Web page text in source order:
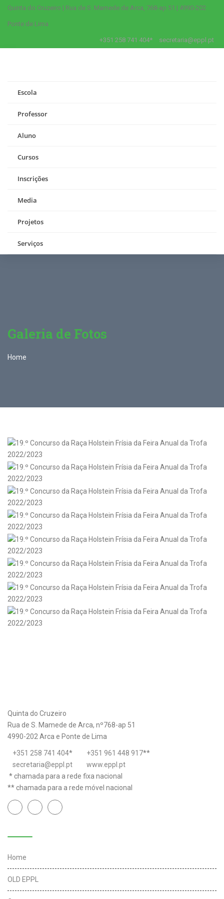
Quinta do Cruzeiro | Rua de S. Mamede de Arca, 768-ap 51 | 4990-202
Ponte de Lima
+351 258 741 404* secretaria@eppl.pt
Escola
Professor
Aluno
Cursos
Inscrições
Media
Projetos
Serviços
Galeria de Fotos
Home
Quinta do Cruzeiro
Rua de S. Mamede de Arca, nº768-ap 51
4990-202 Arca e Ponte de Lima
+351 258 741 404* +351 961 448 917**
secretaria@eppl.pt
www.eppl.pt
* chamada para a rede fixa nacional
** chamada para a rede móvel nacional
Home
OLD EPPL